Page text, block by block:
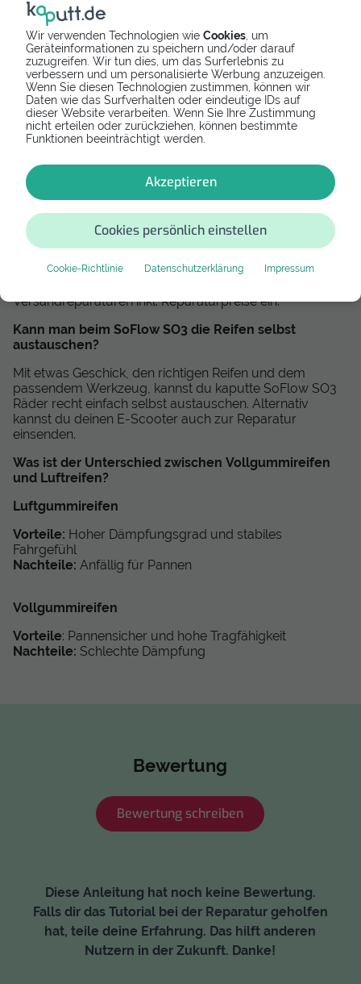
Wir verwenden Technologien wie Cookies , um
Geräteinformationen zu speichern und/oder darauf
zuzugreifen. Wir tun dies, um das Surferlebnis zu
verbessern und um personalisierte Werbung anzuzeigen.
Wenn Sie diesen Technologien zustimmen, können wir
Daten wie das Surfverhalten oder eindeutige IDs auf
dieser Website verarbeiten. Wenn Sie Ihre Zustimmung
nicht erteilen oder zurückziehen, können bestimmte
Funktionen beeinträchtigt werden.
Akzeptieren
Cookies persönlich einstellen
Cookie-Richtlinie Datenschutzerklärung Impressum
Der SoFlow SO3 ist ein beliebter Elektroroller, der für
seine Leistung und sein geringes Gewicht bekannt ist.
Wenn du deinen SoFlow SO3 regelmäßig benutzt, ist es
wichtig, die Reifen regelmäßig auf Beschädigungen zu
überprüfen und sie gegebenenfalls auszutauschen. In
dieser Anleitung zeigen wir dir, wie du einen Reifen am
SoFlow SO3 wechselst.
Häufige Fragen zum SoFlow So 3
Reifentausch
Wie viel kostet ein neue SoFlow SO3 Reifen?
Ein einfacher SoFlow SO3 Vollgummi Reifen ohne Felge
kaputten E-Scooter Reifen vor Ort reparieren lassen,
Versandreparaturen inkl. Reparaturpreise ein.
Kann man beim SoFlow SO3 die Reifen selbst
austauschen?
Mit etwas Geschick, den richtigen Reifen und dem
passendem Werkzeug, kannst du kaputte SoFlow SO3
Räder recht einfach selbst austauschen. Alternativ
kannst du deinen E-Scooter auch zur Reparatur
einsenden.
Was ist der Unterschied zwischen Vollgummireifen
und Luftreifen?
Luftgummireifen
Vorteile: Hoher Dämpfungsgrad und stabiles
Fahrgefühl
Nachteile: Anfällig für Pannen
Vollgummireifen
Vorteile: Pannensicher und hohe Tragfähigkeit
Nachteile: Schlechte Dämpfung
Bewertung
Bewertung schreiben
Diese Anleitung hat noch keine Bewertung.
Falls dir das Tutorial bei der Reparatur geholfen
hat, teile deine Erfahrung. Das hilft anderen
Nutzern in der Zukunft. Danke!